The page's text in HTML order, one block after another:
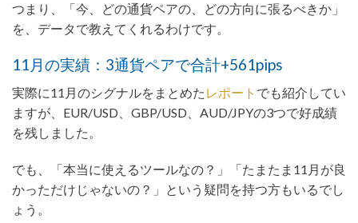
つまり、「今、どの通貨ペアの、どの方向に張るべきか」
を、データで教えてくれるわけです。
11月の実績：3通貨ペアで合計+561pips
実際に11月のシグナルをまとめた レポート でも紹介してい
ますが、EUR/USD、GBP/USD、AUD/JPYの3つで好成績
を残しました。
でも、「本当に使えるツールなの？」「たまたま11月が良
かっただけじゃないの？」という疑問を持つ方もいるでし
ょう。